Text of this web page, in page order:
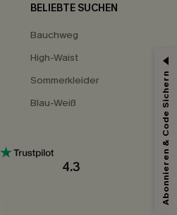
BELIEBTE SUCHEN
Bauchweg
High-Waist
Sommerkleider
Blau-Weiß
4.3 Abonnieren & Code Sichern